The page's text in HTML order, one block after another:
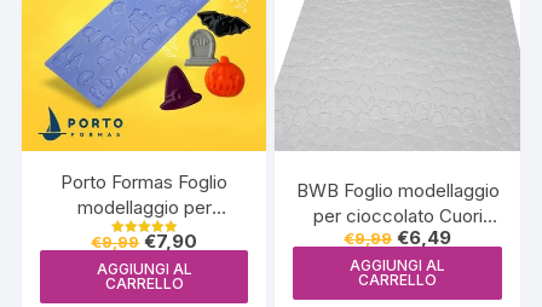
Porto Formas Foglio
modellaggio per
cioccolato Appliques di
Halloween – PF 879
Valutato
su 5
€9,99 Il
prezzo
originale
era:
€7,90
prezzo
AGGIUNGI AL
CARRELLO
BWB Foglio modellaggio
per cioccolato Cuori
-9376
€9,99 Il
prezzo
originale
era:
€6,49Il
prezzo
AGGIUNGI AL
CARRELLO